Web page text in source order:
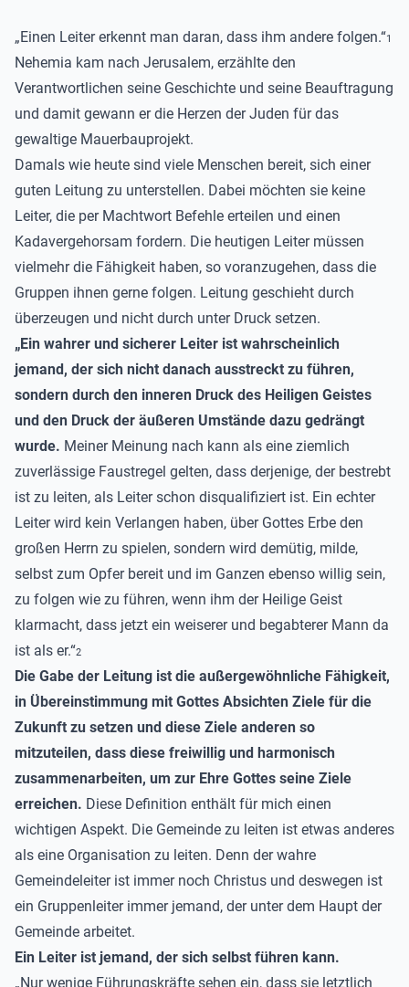
„Einen Leiter erkennt man daran, dass ihm andere folgen.“1
Nehemia kam nach Jerusalem, erzählte den
Verantwortlichen seine Geschichte und seine Beauftragung
und damit gewann er die Herzen der Juden für das
gewaltige Mauerbauprojekt.
Damals wie heute sind viele Menschen bereit, sich einer
guten Leitung zu unterstellen. Dabei möchten sie keine
Leiter, die per Machtwort Befehle erteilen und einen
Kadavergehorsam fordern. Die heutigen Leiter müssen
vielmehr die Fähigkeit haben, so voranzugehen, dass die
Gruppen ihnen gerne folgen. Leitung geschieht durch
überzeugen und nicht durch unter Druck setzen.
„Ein wahrer und sicherer Leiter ist wahrscheinlich
jemand, der sich nicht danach ausstreckt zu führen,
sondern durch den inneren Druck des Heiligen Geistes
und den Druck der äußeren Umstände dazu gedrängt
wurde. Meiner Meinung nach kann als eine ziemlich
zuverlässige Faustregel gelten, dass derjenige, der bestrebt
ist zu leiten, als Leiter schon disqualifiziert ist. Ein echter
Leiter wird kein Verlangen haben, über Gottes Erbe den
großen Herrn zu spielen, sondern wird demütig, milde,
selbst zum Opfer bereit und im Ganzen ebenso willig sein,
zu folgen wie zu führen, wenn ihm der Heilige Geist
klarmacht, dass jetzt ein weiserer und begabterer Mann da
ist als er.“2
Die Gabe der Leitung ist die außergewöhnliche Fähigkeit,
in Übereinstimmung mit Gottes Absichten Ziele für die
Zukunft zu setzen und diese Ziele anderen so
mitzuteilen, dass diese freiwillig und harmonisch
zusammenarbeiten, um zur Ehre Gottes seine Ziele
erreichen. Diese Definition enthält für mich einen
wichtigen Aspekt. Die Gemeinde zu leiten ist etwas anderes
als eine Organisation zu leiten. Denn der wahre
Gemeindeleiter ist immer noch Christus und deswegen ist
ein Gruppenleiter immer jemand, der unter dem Haupt der
Gemeinde arbeitet.
Ein Leiter ist jemand, der sich selbst führen kann.
„Nur wenige Führungskräfte sehen ein, dass sie letztlich